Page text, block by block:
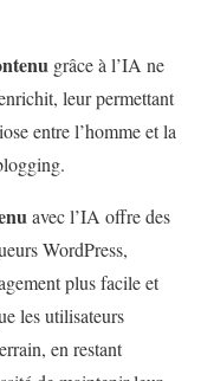
grâce à l’IA ne
leur permettant
entre l’homme et la
avec l’IA offre des
WordPress,
plus facile et
les utilisateurs
en restant